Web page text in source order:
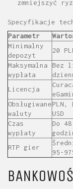
zmniejszyć
Specyfikacje
Parametr
Minimalny
depozyt
20
Maksymalna
wypłata
Bez
Licencja
Obsługiwane
waluty
PLN,
USD
Czas
wypłaty
Do 48
RTP gier
95-